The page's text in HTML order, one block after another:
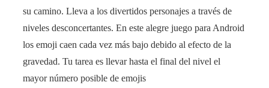
su camino. Lleva a los divertidos personajes a través de
niveles desconcertantes. En este alegre juego para Android
los emoji caen cada vez más bajo debido al efecto de la
gravedad. Tu tarea es llevar hasta el final del nivel el
mayor número posible de emojis